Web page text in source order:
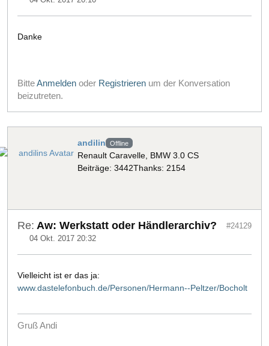
Danke
BitteAnmelden oder Registrieren um der Konversation
beizutreten.
andilin Offline
Renault Caravelle, BMW 3.0 CS
Beiträge: 3442Thanks: 2154
Re: Aw: Werkstatt oder Händlerarchiv?
04 Okt. 2017 20:32
#24129
Vielleicht ist er das ja:
www.dastelefonbuch.de/Personen/Hermann--Peltzer/Bocholt
Gruß Andi